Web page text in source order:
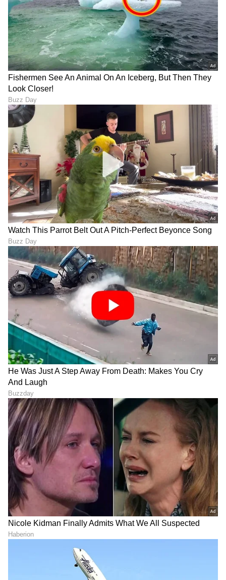
LATEST VIDEOS
ಆರೋಗ್ಯ , ಸೌಂದರ್ಯ, ಫಿಟ್‌ನೆಸ್,ಕಿಚನ್ ಟಿಪ್ಸ್‌,
ಸಂಬಂಧ,ಫ್ಯಾಷನ್,ರೆಸಿಪಿಅಪ್ಡೇಟ್‌ಗಳಿಗಾಗಿ
ಏಷ್ಯಾನೆಟ್ ಸುವರ್ಣ ನ್ಯೂಸ್‌ ಫಾಲೋ ಮಾಡಿ.
ಸಂಪೂರ್ಣ ಮಾಹಿತಿ ಒಂದೇ ಕ್ಲಿಕ್‌ನಲ್ಲಿ ಲಭ್ಯ. ಏಷ್ಯಾನೆಟ್
ಸುವರ್ಣ ನ್ಯೂಸ್ ಅಧಿಕೃತ ಆ್ಯಪ್ ಡೌನ್‌ಲೋಡ್ ಮಾಡಿ
ಹಾಗು ಎಲ್ಲಾ ಅಪ್‌ಡೇಟ್ ಗಳನ್ನು ಪಡೆಯಿರಿ.
ABOUT THE AUTHOR
GK
Gowthami K
ಒನ್ ಇಂಡಿಯಾ, ಡೈಲಿಹಂಟ್‌, ವಿಜಯ ಕರ್ನಾಟಕ ವೆಬ್‌, ಈಗ
ಏಷ್ಯಾನೆಟ್ ಕನ್ನಡ ಸೇರಿ 10 ವರ್ಷಗಳಿಂದಲೂ ಡಿಜಿಟಲ್
ಮಾಧ್ಯಮದಲ್ಲಿದ್ದೇನೆ. ಉಜಿರೆಯ ಎಸ್‌ಡಿಎಂನಲ್ಲಿ ಪತ್ರಿಕೋದ್ಯಮದಲ್ಲಿ
ಸ್ನಾತಕೋತ್ತರ ಪದವಿಯಾಗಿದೆ. ಸುಳ್ಯ ತಾಲೂಕಿನ ಕುಕ್ಕುಜಡ್ಕದವಳು.
ಉದ್ಯೋಗ, ರಾಜಕೀಯ, ದೇಶ-ವಿದೇಶ, ವಿಜ್ಞಾನ ಮತ್ತು ವಾಣಿಜ್ಯ,
ಸಿನೆಮಾವೆಂದರೆ ಹೆಚ್ಚು ಆಸಕ್ತಿ. ಹಿನ್ನೆಲೆ ಧ್ವನಿ ನೀಡುವುದು ಹವ್ಯಾಸ.
ಬೆಂಗಳೂರು